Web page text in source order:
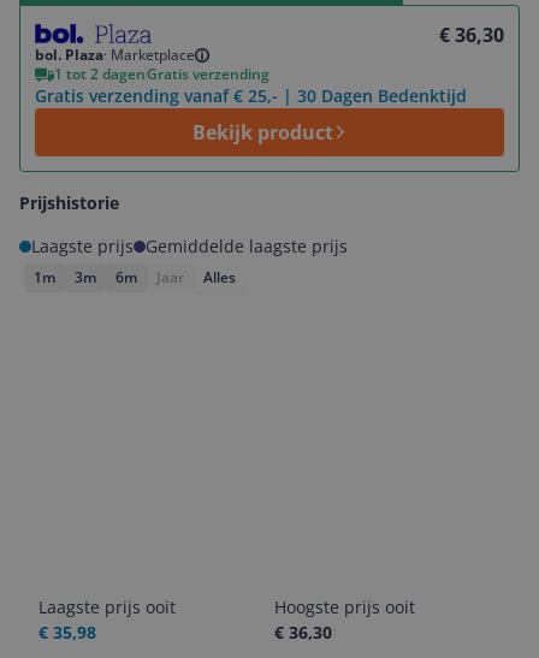
bol. Plaza· Marketplace
€ 36,30
1 tot 2 dagenGratis verzending
Gratis verzending vanaf € 25,- | 30 Dagen Bedenktijd
Bekijk product
Prijshistorie
Laagste prijs
Gemiddelde laagste prijs
1m 3m 6m Jaar Alles
Laagste prijs ooit
€ 35,98
Hoogste prijs ooit
€ 36,30